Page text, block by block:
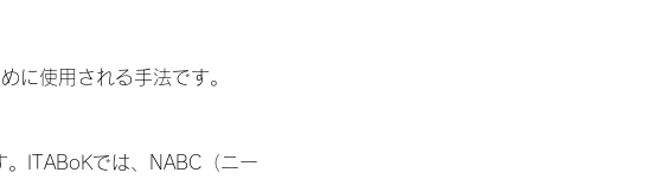
に使用される手法です。
ITABoKでは、NABC（ニー